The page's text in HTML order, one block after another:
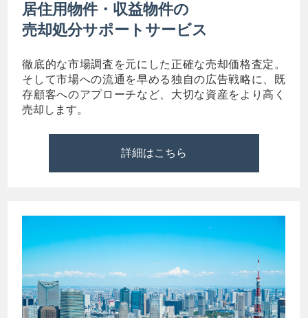
居住用物件・収益物件の
売却処分サポートサービス
徹底的な市場調査を元にした正確な売却価格査定。
そして市場への流通を早める独自の広告戦略に、既
存顧客へのアプローチなど、大切な資産をより高く
売却します。
詳細はこちら